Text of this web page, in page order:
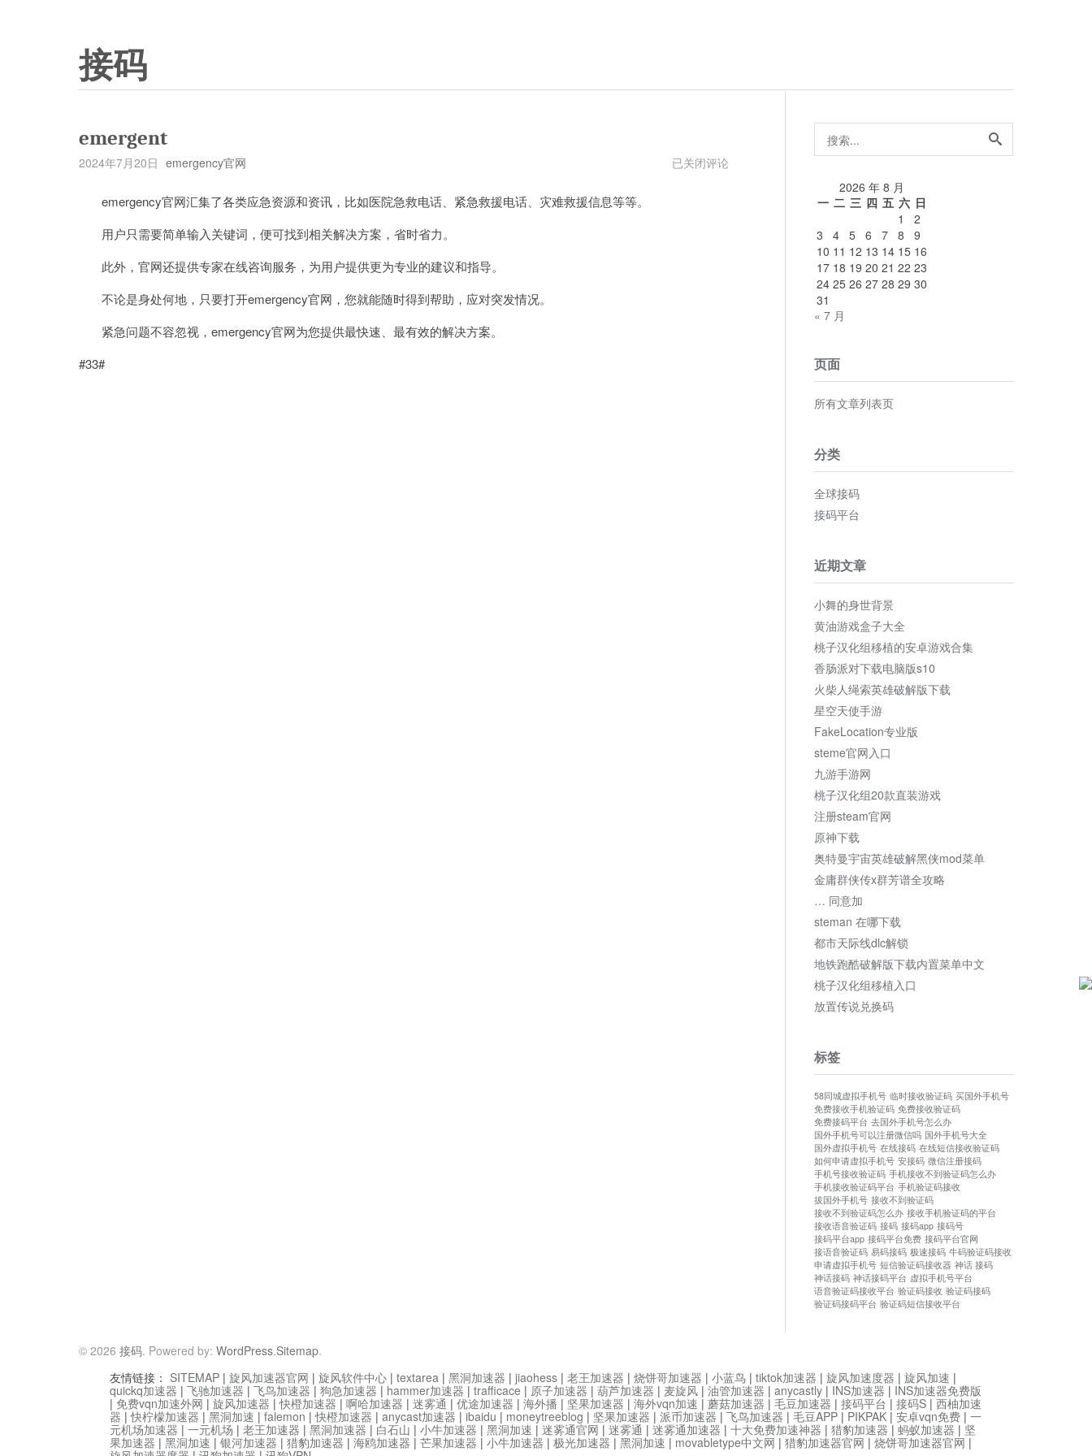
接码
emergent
2024年7月20日 emergency官网 emergent
已关闭评论
emergency官网汇集了各类应急资源和资讯，比如医院急救电话、紧急救援电话、灾难救援信息等等。
用户只需要简单输入关键词，便可找到相关解决方案，省时省力。
此外，官网还提供专家在线咨询服务，为用户提供更为专业的建议和指导。
不论是身处何地，只要打开emergency官网，您就能随时得到帮助，应对突发情况。
紧急问题不容忽视，emergency官网为您提供最快速、最有效的解决方案。
#33#
搜
索...
2026 年 8 月
一 二 三 四 五 六 日
1
2
3
4 5 6 7 8
9
10 11 12 13 14 15 16
17 18 19 20 21 22 23
24 25 26 27 28 29 30
31
« 7 月
页面
所有文章列表页
分类
全球接码
接码平台
近期文章
小舞的身世背景
黄油游戏盒子大全
桃子汉化组移植的安卓游戏合集
香肠派对下载电脑版s10
火柴人绳索英雄破解版下载
星空天使手游
FakeLocation专业版
steme官网入口
九游手游网
桃子汉化组20款直装游戏
注册steam官网
原神下载
奥特曼宇宙英雄破解黑侠mod菜单
金庸群侠传x群芳谱全攻略
… 同意加
steman 在哪下载
都市天际线dlc解锁
地铁跑酷破解版下载内置菜单中文
桃子汉化组移植入口
放置传说兑换码
标签
58同城虚拟手机号 临时接收验证码 买国外手机号
免费接收手机验证码 免费接收验证码
免费接码平台 去国外手机号怎么办
国外手机号可以注册微信吗 国外手机号大全
国外虚拟手机号 在线接码 在线短信接收验证码
如何申请虚拟手机号 安接码 微信注册接码
手机号接收验证码 手机接收不到验证码怎么办
手机接收验证码平台 手机验证码接收
拔国外手机号 接收不到验证码
接收不到验证码怎么办 接收手机验证码的平台
接收语音验证码 接码 接码app 接码号
接码平台app 接码平台免费 接码平台官网
接语音验证码 易码接码 极速接码 牛码验证码接收
申请虚拟手机号 短信验证码接收器 神话 接码
神话接码 神话接码平台 虚拟手机号平台
语音验证码接收平台 验证码接收 验证码接码
验证码接码平台 验证码短信接收平台
© 2026 接码. Powered by: WordPress.Sitemap.
友情链接： SITEMAP | 旋风加速器官网 | 旋风软件中心 | textarea | 黑洞加速器 | jiaohess | 老王加速器 | 烧饼哥加速器 | 小蓝鸟 | tiktok加速器 | 旋风加速度器 | 旋风加速 |
quickq加速器 | 飞驰加速器 | 飞鸟加速器 | 狗急加速器 | hammer加速器 | trafficace | 原子加速器 | 葫芦加速器 | 麦旋风 | 油管加速器 | anycastly | INS加速器 | INS加速器免费版
| 免费vqn加速外网 | 旋风加速器 |快橙加速器 | 啊哈加速器 | 迷雾通 | 优途加速器 | 海外播 | 坚果加速器 | 海外vqn加速 | 蘑菇加速器 | 毛豆加速器 | 接码平台 | 接码S | 西柚加速
器 |快柠檬加速器 | 黑洞加速 | falemon |快橙加速器 | anycast加速器 | ibaidu | moneytreeblog | 坚果加速器 | 派币加速器 | 飞鸟加速器 | 毛豆APP | PIKPAK | 安卓vqn免费 | 一
元机场加速器 | 一元机场 | 老王加速器 | 黑洞加速器 | 白石山 | 小牛加速器 | 黑洞加速 | 迷雾通官网 | 迷雾通 | 迷雾通加速器 | 十大免费加速神器 | 猎豹加速器 | 蚂蚁加速器 | 坚
果加速器 | 黑洞加速 | 银河加速器 | 猎豹加速器 | 海鸥加速器 | 芒果加速器 | 小牛加速器 | 极光加速器 | 黑洞加速 | movabletype中文网 | 猎豹加速器官网 | 烧饼哥加速器官网 |